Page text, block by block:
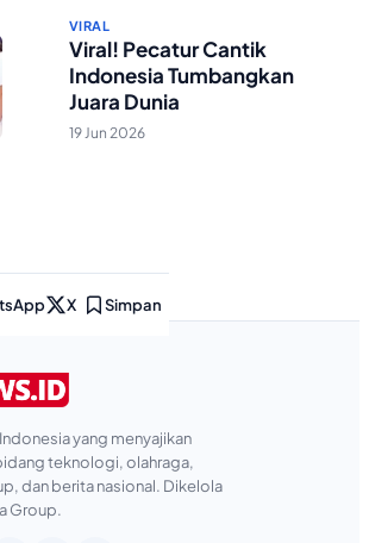
VIRAL
Viral! Pecatur Cantik
Indonesia Tumbangkan
Juara Dunia
19 Jun 2026
X Simpan
yang menyajikan
teknologi, olahraga,
dan berita nasional. Dikelola
Group.